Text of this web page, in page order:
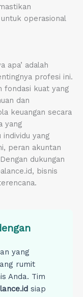
operasional
apa’ adalah
profesi ini.
fondasi kuat yang
dan
keuangan secara
yang
yang
peran akuntan
dukungan
bisnis
yang
rumit
Anda. Tim
siap